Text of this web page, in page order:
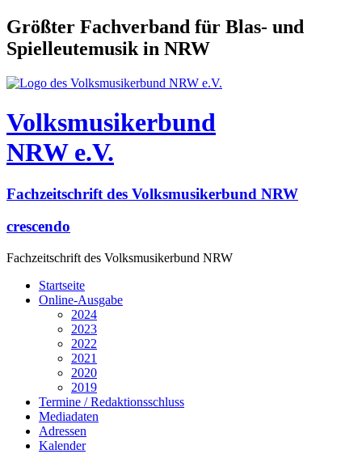
Größter Fachverband für Blas- und
Spielleutemusik in NRW
Volksmusikerbund
NRW e.V.
Fachzeitschrift des Volksmusikerbund NRW
crescendo
Fachzeitschrift des Volksmusikerbund NRW
Startseite
Online-Ausgabe
2024
2023
2022
2021
2020
2019
Termine / Redaktionsschluss
Mediadaten
Adressen
Kalender